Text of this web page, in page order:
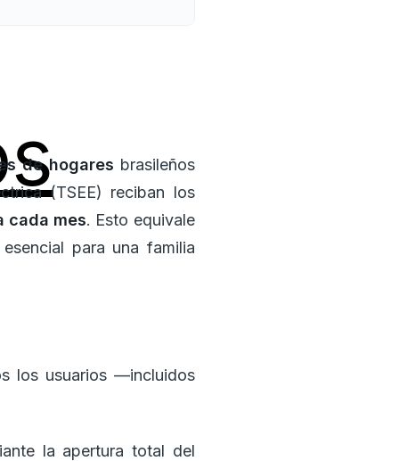
de hogares brasileños
(TSEE) reciban los
cada mes. Esto equivale
para una familia
los usuarios —incluidos
la apertura total del